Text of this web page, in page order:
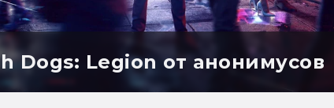
Dogs: Legion от анонимусов